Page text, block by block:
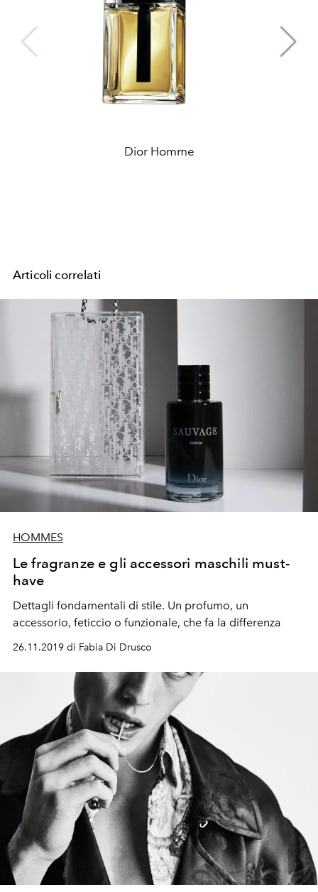
Dior Homme
Articoli correlati
HOMMES
Le fragranze e gli accessori maschili must-
have
Dettagli fondamentali di stile. Un profumo, un
accessorio, feticcio o funzionale, che fa la differenza
26.11.2019 di Fabia Di Drusco